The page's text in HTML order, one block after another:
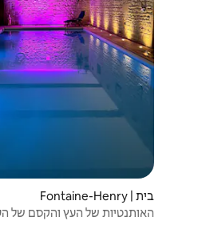
בית | Fontaine-Henry
האותנטיות של העץ והקסם של